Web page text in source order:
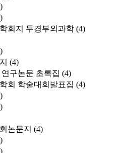
회지 두경부외과학 (4)
(4)
구논문 초록집 (4)
회 학술대회발표집 (4)
논문지 (4)